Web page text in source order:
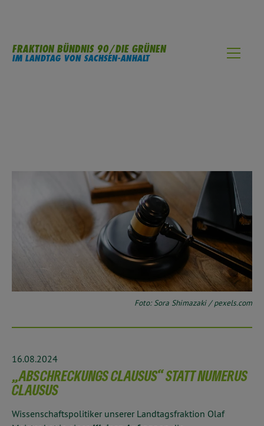
FRAKTION BÜNDNIS 90/DIE GRÜNEN
IM LANDTAG VON SACHSEN-ANHALT
Foto: Sora Shimazaki / pexels.com
16.08.2024
„ABSCHRECKUNGS CLAUSUS“ STATT NUMERUS
CLAUSUS
Wissenschaftspolitiker unserer Landtagsfraktion Olaf